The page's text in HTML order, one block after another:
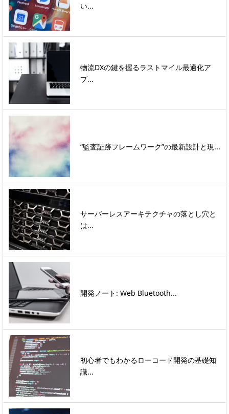
い...
物流DXの鍵を握るラストマイル最適化ア
プ...
“監査証跡フレームワーク”の最新設計と現...
サーバーレスアーキテクチャの落とし穴と
は...
開発ノート: Web Bluetooth...
初心者でもわかるローコード開発の基礎知
識...